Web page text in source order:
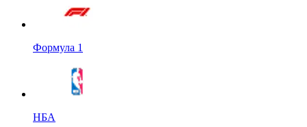
Формула 1
НБА